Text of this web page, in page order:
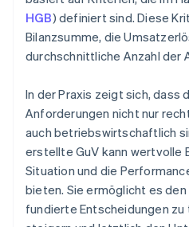
HGB) definiert sind. Diese
Bilanzsumme, die
durchschnittliche Anzahl der
In der Praxis zeigt sich, dass
Anforderungen nicht nur
auch betriebswirtschaftlich
erstellte GuV kann wertvolle
Situation und die
bieten. Sie ermöglicht es
fundierte Entscheidungen